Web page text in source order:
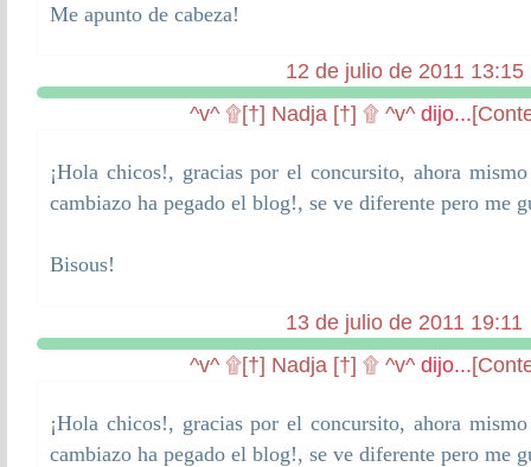
Me apunto de cabeza!
12 de julio de 2011 13:15
^v^ ۩[†] Nadja [†] ۩ ^v^dijo...
¡Hola chicos!, gracias por el concursito, ahora
cambiazo ha pegado el blog!, se ve diferente pero me
Bisous!
13 de julio de 2011 19:11
^v^ ۩[†] Nadja [†] ۩ ^v^dijo...
¡Hola chicos!, gracias por el concursito, ahora
cambiazo ha pegado el blog!, se ve diferente pero me